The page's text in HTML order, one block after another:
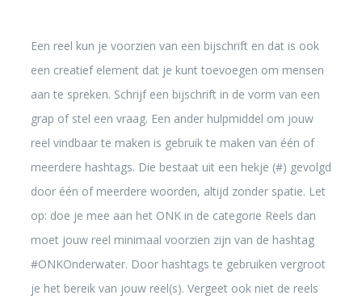
Een reel kun je voorzien van een bijschrift en dat is ook
een creatief element dat je kunt toevoegen om mensen
aan te spreken. Schrijf een bijschrift in de vorm van een
grap of stel een vraag. Een ander hulpmiddel om jouw
reel vindbaar te maken is gebruik te maken van één of
meerdere hashtags. Die bestaat uit een hekje (#) gevolgd
door één of meerdere woorden, altijd zonder spatie. Let
op: doe je mee aan het ONK in de categorie Reels dan
moet jouw reel minimaal voorzien zijn van de hashtag
#ONKOnderwater. Door hashtags te gebruiken vergroot
je het bereik van jouw reel(s). Vergeet ook niet de reels